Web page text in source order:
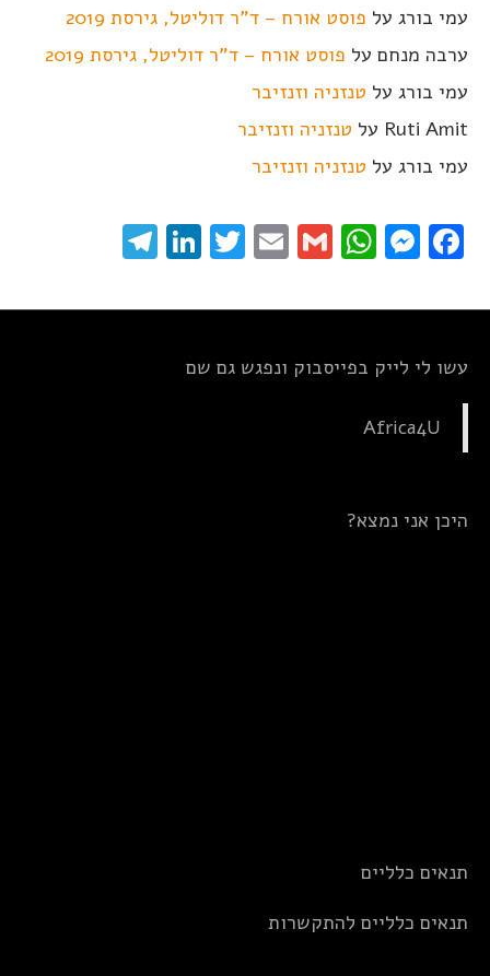
עמי בורג על פוסט אורח – ד"ר דוליטל, גירסת 2019
ערבה מנחם על פוסט אורח – ד"ר דוליטל, גירסת 2019
עמי בורג על טנזניה וזנזיבר
Ruti Amit על טנזניה וזנזיבר
עמי בורג על טנזניה וזנזיבר
Facebook
Messenger
WhatsApp
Gmail
Email
Twitter
LinkedIn
עשו לי לייק בפייסבוק ונפגש גם שם
Africa4U
היכן אני נמצא?
תנאים כלליים
תנאים כלליים להתקשרות